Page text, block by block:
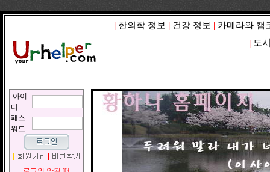
| 한의학 정보 | 건강 정보 | 카메라와 캠
| 도
아이
디
패스
워드